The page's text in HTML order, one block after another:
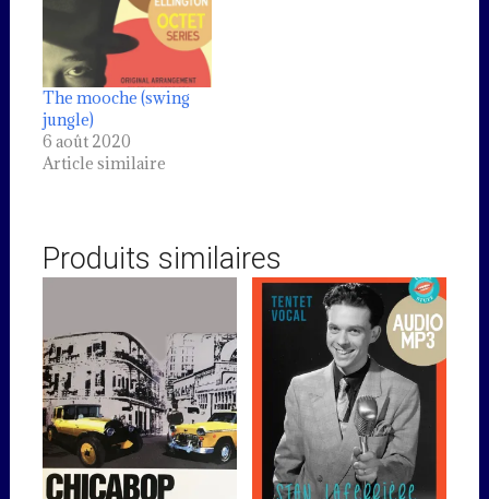
The mooche (swing
jungle)
6 août 2020
Article similaire
Produits similaires